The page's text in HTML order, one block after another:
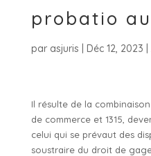
probatio
par asjuris Déc 12, 2023
Il résulte de la
de commerce et 1315,
celui qui se prévaut des
soustraire du droit de